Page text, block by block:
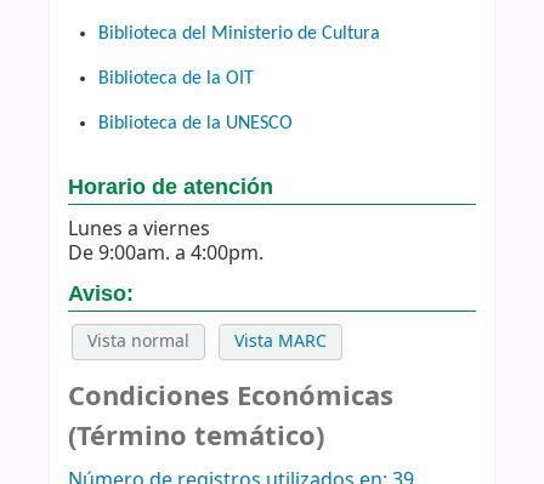
Biblioteca del Ministerio de Cultura
Biblioteca de la OIT
Biblioteca de la UNESCO
Horario de atención
Lunes a viernes
De 9:00am. a 4:00pm.
Aviso:
Vista normal Vista MARC
Condiciones Económicas
(Término temático)